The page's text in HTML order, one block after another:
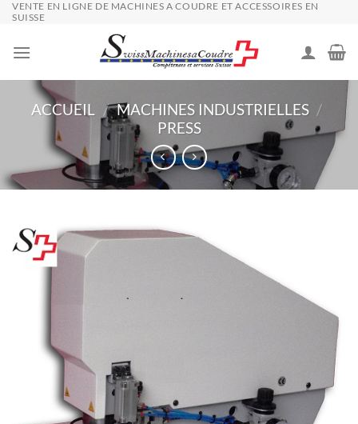
Passer
contenu
VENTE EN LIGNE DE MACHINES A COUDRE ET ACCESSOIRES EN
SUISSE
ACCUEIL / MACHINES INDUSTRIELLES /
PRESS